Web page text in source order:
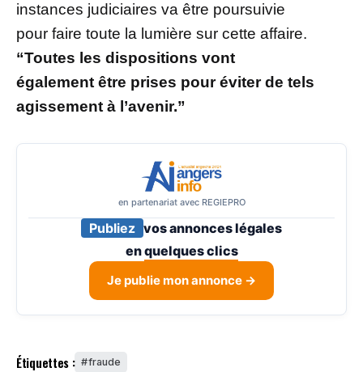
instances judiciaires va être poursuivie
pour faire toute la lumière sur cette affaire.
“Toutes les dispositions vont
également être prises pour éviter de tels
agissement à l’avenir.”
en partenariat avec REGIEPRO
Publiez vos annonces légales
enquelques clics
Je publie mon annonce →
Étiquettes : fraude